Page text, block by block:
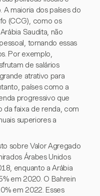
maioria dos países do
(CCG), como os
Saudita, não
tornando essas
Por exemplo,
de salários
atrativo para
países como a
progressivo que
da faixa de renda, com
superiores a
sobre Valor Agregado
Árabes Unidos
enquanto a Arábia
em 2020. O Bahrein
em 2022. Esses